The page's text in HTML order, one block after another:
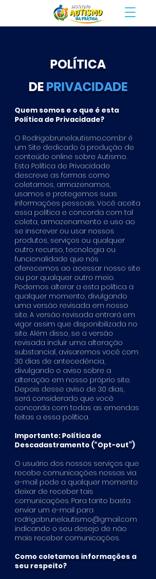
POLÍTICA
DE PRIVACIDADE
Quem somos e o que é esta
Política de Privacidade?
O Rodrigobrunelautismo.com.br é
um Site dedicado à produção de
conteúdo online sobre Autismo.
Esta Política de Privacidade
descreve as formas como
coletamos, armazenamos,
usamos e protegemos suas
informações pessoais. Você aceita
essa política e concorda com tal
coleta, armazenamento e uso ao
se inscrever ou usar nossos
produtos, serviços ou qualquer
outro recurso, tecnologia ou
funcionalidade que nós
oferecemos ao acessar nosso site
ou por qualquer outro meio.
Podemos alterar a esta política a
qualquer momento, divulgando
uma versão revisada em nosso
site. A versão revisada entrará em
vigor assim que disponibilizada no
site. Além disso, se a versão
revisada incluir uma alteração
substancial, avisaremos você com
30 dias de antecedência,
divulgando o aviso sobre a
alteração em nosso próprio site.
Depois desse aviso de 30 dias,
será considerado que você
concorda com todas as emendas
feitas a essa política.
Importante: Política de
Descadastramento (“Opt-out”)
O usuário dos nossos serviços que
recebe comunicações nossas via
e-mail pode a qualquer momento
deixar de receber tais
comunicações. Para tanto basta
enviar um e-mail para
rodrigobrunelautismo@gmail.com
indicando o seu desejo de não
mais receber comunicações.
Como coletamos informações a
seu respeito?